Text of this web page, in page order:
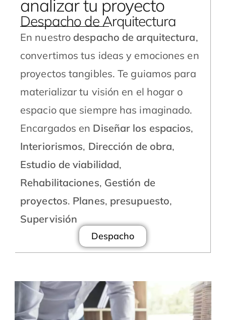
analizar tu proyecto
Despacho de Arquitectura
En nuestro despacho de arquitectura,
convertimos tus ideas y emociones en
proyectos tangibles. Te guiamos para
materializar tu visión en el hogar o
espacio que siempre has imaginado.
Encargados en Diseñar los espacios,
Interiorismos, Dirección de obra,
Estudio de viabilidad,
Rehabilitaciones, Gestión de
proyectos. Planes, presupuesto,
Supervisión
Despacho